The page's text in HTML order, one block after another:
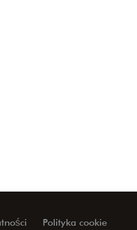
Polityka cookie